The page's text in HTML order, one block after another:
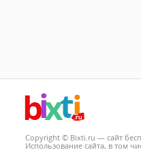
Copyright © Bixti.ru — сайт
Использование сайта, в том